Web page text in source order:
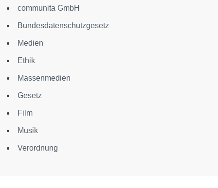
communita GmbH
Bundesdatenschutzgesetz
Medien
Ethik
Massenmedien
Gesetz
Film
Musik
Verordnung